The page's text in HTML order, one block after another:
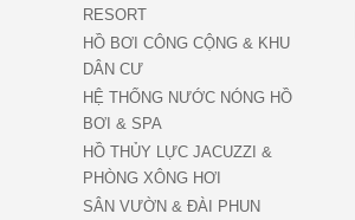
RESORT
HỒ BƠI CÔNG CỘNG & KHU
DÂN CƯ
HỆ THỐNG NƯỚC NÓNG HỒ
BƠI & SPA
HỒ THỦY LỰC JACUZZI &
PHÒNG XÔNG HƠI
SÂN VƯỜN & ĐÀI PHUN